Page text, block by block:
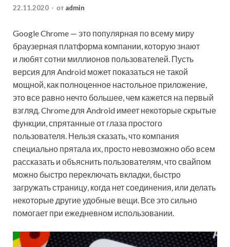
22.11.2020 - от admin
Google Chrome — это популярная по всему миру
браузерная платформа компании, которую знают
и любят сотни миллионов пользователей. Пусть
версия для Android может показаться не такой
мощной, как полноценное настольное приложение,
это все равно нечто большее, чем кажется на первый
взгляд. Chrome для Android имеет некоторые скрытые
функции, спрятанные от глаза простого
пользователя. Нельзя сказать, что компания
специально прятала их, просто невозможно обо всем
рассказать и объяснить пользователям, что свайпом
можно быстро переключать вкладки, быстро
загружать страницу, когда нет соединения, или делать
некоторые другие удобные вещи. Все это сильно
помогает при ежедневном использовании.